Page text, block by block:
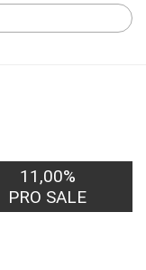
11,00%
PRO SALE